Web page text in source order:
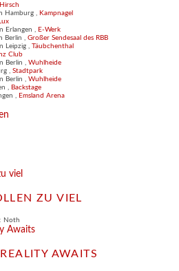
Hirsch
Hamburg
Kampnagel
Lux
Erlangen
E-Werk
Berlin
Großer Sendesaal des RBB
Leipzig
Täubchenthal
Club
Berlin
Wuhlheide
Stadtpark
Berlin
Wuhlheide
Backstage
Emsland Arena
ZU VIEL
Noth
AWAITS